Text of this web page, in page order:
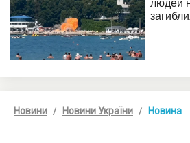
Новини Новини України Новина